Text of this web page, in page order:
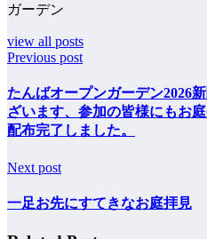
ガーデン
view all posts
Previous post
たんばオープンガーデン2026
ざいます、参加の皆様にもお
配布完了しました。
Next post
一足お先にすてきなお庭拝見